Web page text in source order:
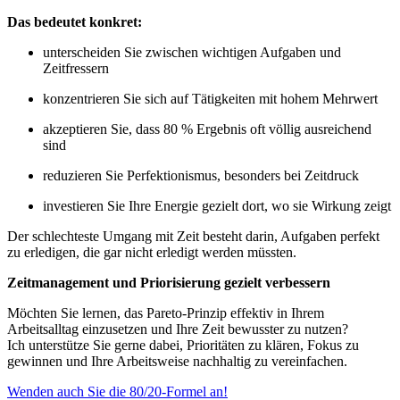
Das bedeutet konkret:
unterscheiden Sie zwischen wichtigen Aufgaben und
Zeitfressern
konzentrieren Sie sich auf Tätigkeiten mit hohem Mehrwert
akzeptieren Sie, dass 80 % Ergebnis oft völlig ausreichend
sind
reduzieren Sie Perfektionismus, besonders bei Zeitdruck
investieren Sie Ihre Energie gezielt dort, wo sie Wirkung zeigt
Der schlechteste Umgang mit Zeit besteht darin, Aufgaben perfekt
zu erledigen, die gar nicht erledigt werden müssten.
Zeitmanagement und Priorisierung gezielt verbessern
Möchten Sie lernen, das Pareto-Prinzip effektiv in Ihrem
Arbeitsalltag einzusetzen und Ihre Zeit bewusster zu nutzen?
Ich unterstütze Sie gerne dabei, Prioritäten zu klären, Fokus zu
gewinnen und Ihre Arbeitsweise nachhaltig zu vereinfachen.
Wenden auch Sie die 80/20-Formel an!